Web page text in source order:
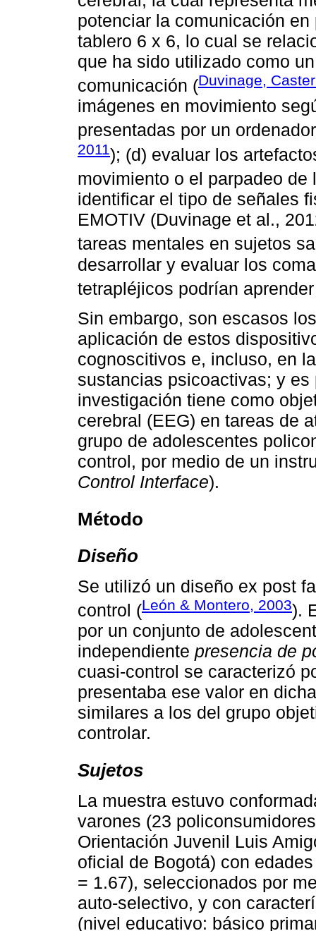
potenciar la comunicación
tablero 6 x 6, lo cual se
que ha sido utilizado como
comunicación (Duvinage,
imágenes en movimiento
presentadas por un
2011); (d) evaluar los
movimiento o el parpadeo de
identificar el tipo de señales
EMOTIV (Duvinage et al.,
tareas mentales en sujetos
desarrollar y evaluar los
tetrapléjicos podrían
Sin embargo, son escasos
aplicación de estos
cognoscitivos e, incluso, en
sustancias psicoactivas; y
investigación tiene como
cerebral (EEG) en tareas de
grupo de adolescentes
control, por medio de un
Control Interface).
Método
Diseño
Se utilizó un diseño ex post
control (León & Montero, 2003).
por un conjunto de
independiente presencia de
cuasi-control se caracterizó
presentaba ese valor en
similares a los del grupo
controlar.
Sujetos
La muestra estuvo
varones (23
Orientación Juvenil Luis
oficial de Bogotá) con
= 1.67), seleccionados por
auto-selectivo, y con
(nivel educativo: básico